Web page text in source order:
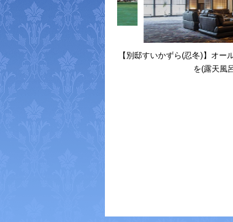
【別邸すいかずら(忍冬)】オー
を(露天風